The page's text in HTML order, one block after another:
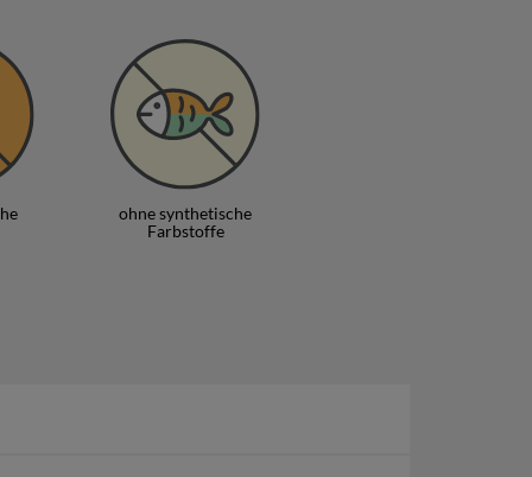
können Spuren von Erdnüssen, Haselnüssen,
knusprig.
Puristen.
ohne synthetische
Farbstoffe